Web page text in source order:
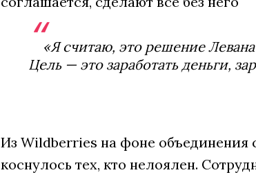
«Я считаю, это решение
Цель — это заработать деньги,
Из Wildberries на фоне объединения
коснулось тех, кто нелоялен.